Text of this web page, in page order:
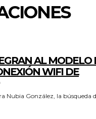
AL MODELO
WIFI DE